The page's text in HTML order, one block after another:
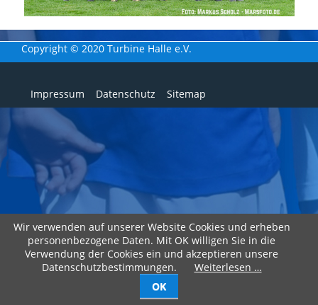
Wir verwenden auf unserer Website Cookies und erheben
personenbezogene Daten. Mit OK willigen Sie in die
Verwendung der Cookies ein und akzeptieren unsere
Datenschutzbestimmungen.
Weiterlesen …
OK
Copyright © 2020 Turbine Halle e.V.
Navigation
überspringen
Impressum Datenschutz Sitemap